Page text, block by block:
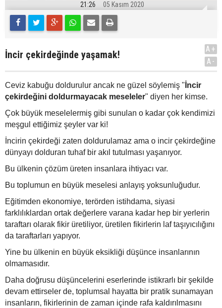
21:26 05 Kasım 2020
İncir çekirdeğinde yaşamak!
A+
A-
Ceviz kabuğu doldurulur ancak ne güzel söylemiş " İncir
çekirdeğini doldurmayacak meseleler" diyen her kimse.
Çok büyük meselelermiş gibi sunulan o kadar çok kendimizi
meşgul ettiğimiz şeyler var ki!
İncirin çekirdeği zaten doldurulamaz ama o incir çekirdeğine
dünyayı dolduran tuhaf bir akıl tutulması yaşanıyor.
Bu ülkenin çözüm üreten insanlara ihtiyacı var.
Bu toplumun en büyük meselesi anlayış yoksunluğudur.
Eğitimden ekonomiye, terörden istihdama, siyasi
farklılıklardan ortak değerlere varana kadar hep bir yerlerin
taraftarı olarak fikir üretiliyor, üretilen fikirlerin laf taşıyıcılığını
da taraftarları yapıyor.
Yine bu ülkenin en büyük eksikliği düşünce insanlarının
olmamasıdır.
Daha doğrusu düşüncelerini eserlerinde istikrarlı bir şekilde
devam ettirseler de, toplumsal hayatta bir pratik sunamayan
insanların, fikirlerinin de zaman içinde rafa kaldırılmasını